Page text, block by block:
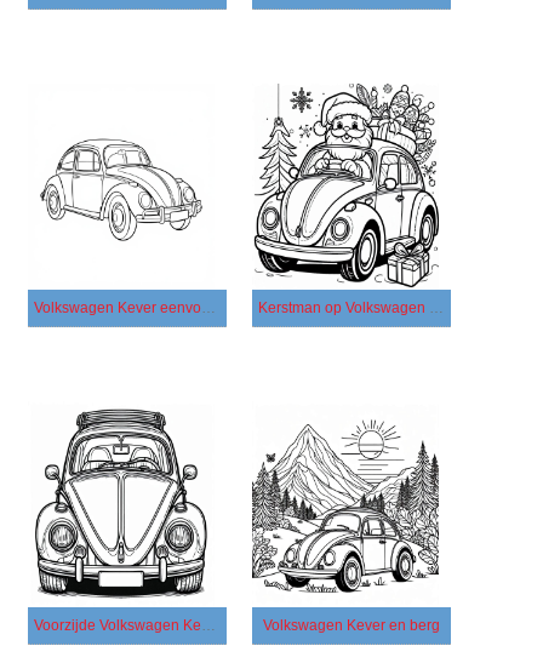
Volkswagen Kever eenvoudig Kerstman op Volkswagen Kever
Voorzijde Volkswagen Kever Volkswagen Kever en berg